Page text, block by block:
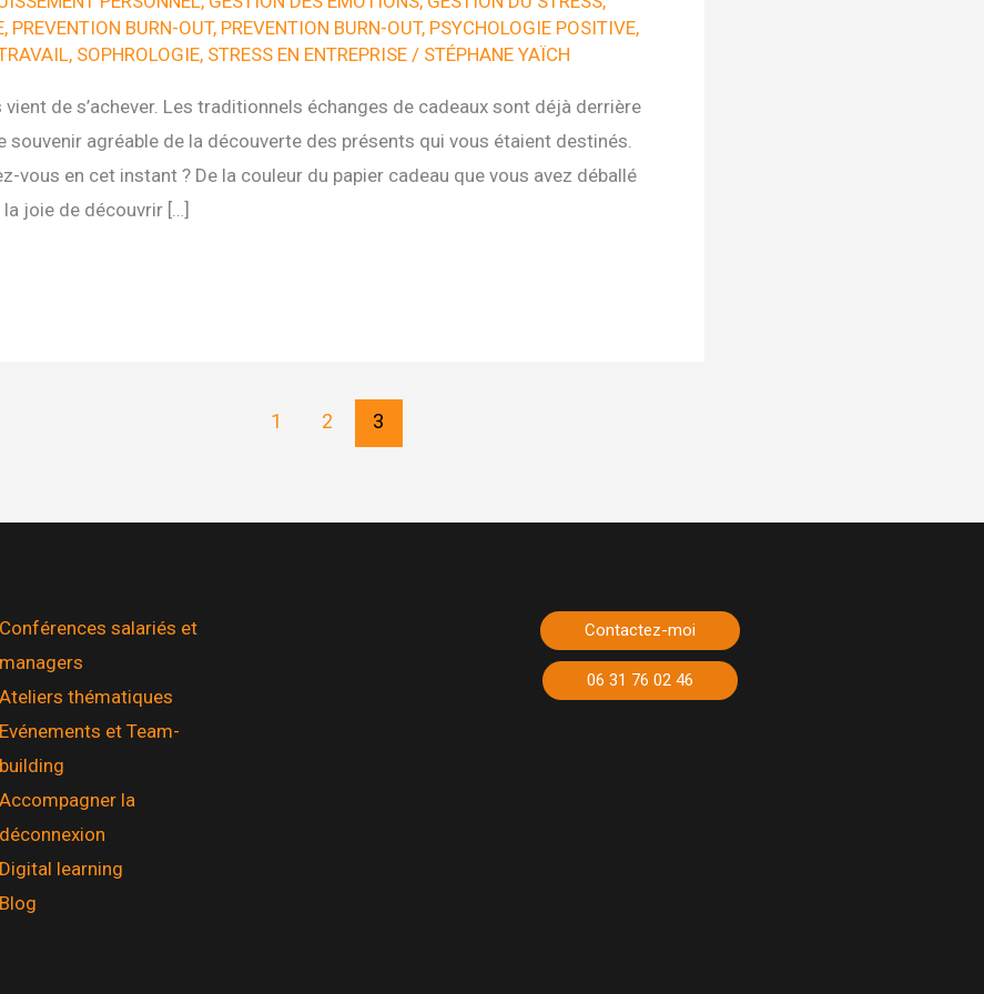
, PREVENTION BURN-OUT, PREVENTION BURN-OUT, PSYCHOLOGIE POSITIVE,
, SOPHROLOGIE, STRESS EN ENTREPRISE/ STÉPHANE YAÏCH
de s’achever. Les traditionnels échanges de cadeaux sont déjà derrière
souvenir agréable de la découverte des présents qui vous étaient destinés.
vous en cet instant ? De la couleur du papier cadeau que vous avez déballé
joie de découvrir […]
1 2 3
Conférences salariés et
managers
Ateliers thématiques
Evénements et Team-
building
Accompagner la
déconnexion
Digital learning
Blog
Contactez-moi
06 31 76 02 46